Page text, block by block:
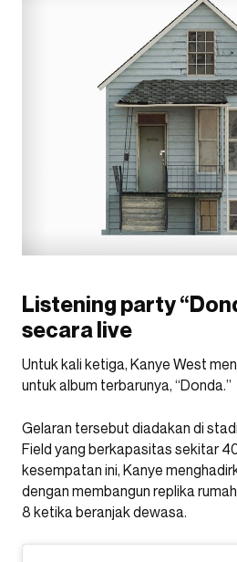
Listening party
secara live
Untuk kali ketiga, Kanye West
untuk album terbarunya, “Donda.”
Gelaran tersebut diadakan di
Field yang berkapasitas sekitar
kesempatan ini, Kanye
dengan membangun replika
8 ketika beranjak dewasa.